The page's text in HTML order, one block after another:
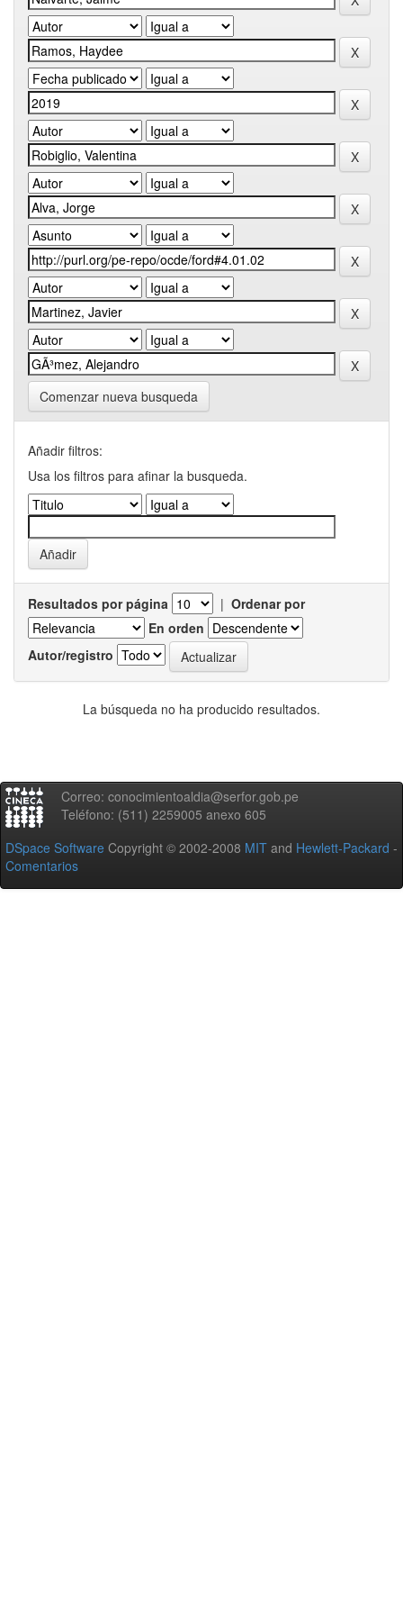
Comenzar nueva busqueda
Añadir filtros:
Usa los filtros para afinar la busqueda.
Resultados por página | Ordenar por
En orden
Autor/registro
La búsqueda no ha producido resultados.
Correo: conocimientoaldia@serfor.gob.pe
Teléfono: (511) 2259005 anexo 605
DSpace Software Copyright © 2002-2008 MIT and Hewlett-Packard -
Comentarios